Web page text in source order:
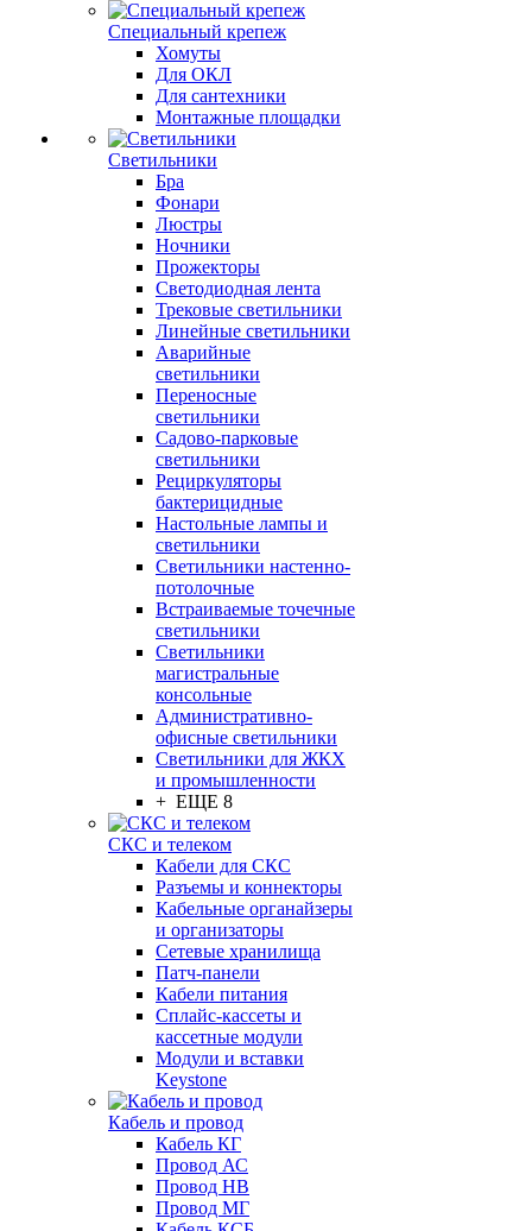
Специальный крепеж
Хомуты
Для ОКЛ
Для сантехники
Монтажные площадки
Светильники
Бра
Фонари
Люстры
Ночники
Прожекторы
Светодиодная лента
Трековые светильники
Линейные светильники
Аварийные
светильники
Переносные
светильники
Садово-парковые
светильники
Рециркуляторы
бактерицидные
Настольные лампы и
светильники
Светильники настенно-
потолочные
Встраиваемые точечные
светильники
Светильники
магистральные
консольные
Административно-
офисные светильники
Светильники для ЖКХ
и промышленности
+ ЕЩЕ 8
СКС и телеком
Кабели для СКС
Разъемы и коннекторы
Кабельные органайзеры
и организаторы
Сетевые хранилища
Патч-панели
Кабели питания
Сплайс-кассеты и
кассетные модули
Модули и вставки
Keystone
Кабель и провод
Кабель КГ
Провод АС
Провод НВ
Провод МГ